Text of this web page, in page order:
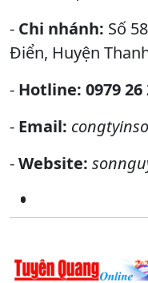
- Chi nhánh: Số
Điển, Huyện
- Hotline: 0979 26
- Email:
-Website: